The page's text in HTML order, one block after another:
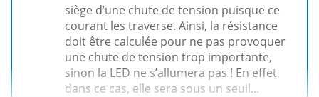
siège d’une chute de tension puisque ce
courant les traverse. Ainsi, la résistance
doit être calculée pour ne pas provoquer
une chute de tension trop importante,
sinon la LED ne s’allumera pas ! En effet,
dans ce cas, elle sera sous un seuil...